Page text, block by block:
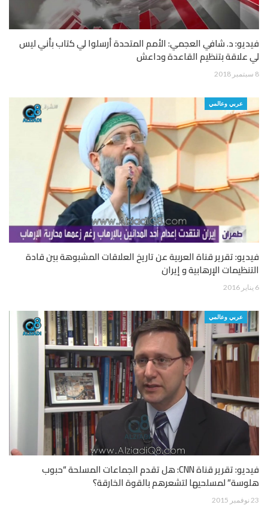
فيديو: د. شافي العجمي: الأمم المتحدة أرسلوا لي كتاب بأني ليس
لي علاقة بتنظيم القاعدة وداعش
8 سبتمبر 2018
عربي وعالمي
فيديو: تقرير قناة العربية عن تاريخ العلاقات المشبوهة بين قادة
التنظيمات الإرهابية و إيران
6 يناير 2016
عربي وعالمي
فيديو: تقرير قناة CNN: هل تقدم الجماعات المسلحة “حبوب
هلوسة” لمسلحيها لتشعرهم بالقوة الخارقة؟
23 نوفمبر 2015